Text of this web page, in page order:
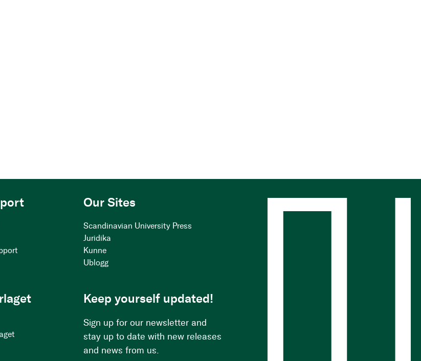
Our Sites
Scandinavian University Press
Juridika
Kunne
Ublogg
Keep yourself updated!
Sign up for our newsletter and
stay up to date with new releases
and news from us.